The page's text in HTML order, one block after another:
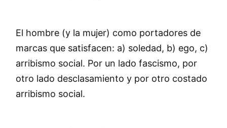
El hombre (y la mujer) como portadores de
marcas que satisfacen: a) soledad, b) ego, c)
arribismo social. Por un lado fascismo, por
otro lado desclasamiento y por otro costado
arribismo social.